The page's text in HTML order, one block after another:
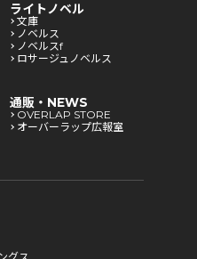
ライトノベル
文庫
ノベルス
ノベルスf
ロサージュノベルス
通販・NEWS
OVERLAP STORE
オーバーラップ広報室